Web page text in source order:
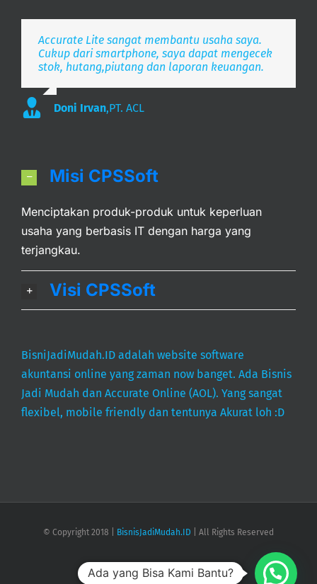
Accurate Lite sangat membantu usaha saya.
Cukup dari smartphone, saya dapat mengecek
stok, hutang,piutang dan laporan keuangan.
Doni Irvan,PT. ACL
Aplikasi pembukuan Zaman Now, i’m Happy.
Simpel, Mobile Friendly, Realtime.
Misi CPSSoft
Menciptakan produk-produk untuk keperluan
usaha yang berbasis IT dengan harga yang
terjangkau.
Visi CPSSoft
BisniJadiMudah.ID adalah website software
akuntansi online yang zaman now banget. Ada Bisnis
Jadi Mudah dan Accurate Online (AOL). Yang sangat
flexibel, mobile friendly dan tentunya Akurat loh :D
© Copyright 2018 | BisnisJadiMudah.ID | All Rights Reserved
FacebookInstagram
Email
Ada yang Bisa Kami Bantu?